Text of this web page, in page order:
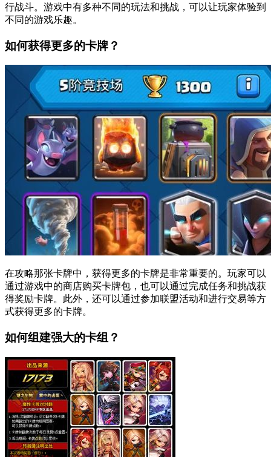
行战斗。游戏中有多种不同的玩法和挑战，可以让玩家体验到
不同的游戏乐趣。
如何获得更多的卡牌？
在攻略那张卡牌中，获得更多的卡牌是非常重要的。玩家可以
通过游戏中的商店购买卡牌包，也可以通过完成任务和挑战获
得奖励卡牌。此外，还可以通过参加联盟活动和进行交易等方
式获得更多的卡牌。
如何组建强大的卡组？